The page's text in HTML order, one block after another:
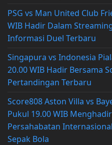
PSG vs Man United Club
WIB Hadir Dalam
Informasi Duel Terbaru
Singapura vs Indonesia
20.00 WIB Hadir Bersama
Pertandingan Terbaru
Score808 Aston Villa vs
Pukul 19.00 WIB
Persahabatan
Sepak Bola